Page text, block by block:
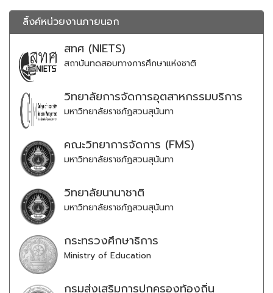
ลิ้งค์หน่วยงานภายนอก
สทศ (NIETS)
สถาบันทดสอบทางการศึกษาแห่งชาติ
วิทยาลัยการจัดการอุตสาหกรรมบริการ
มหาวิทยาลัยราชภัฏสวนสุนันทา
คณะวิทยาการจัดการ (FMS)
มหาวิทยาลัยราชภัฏสวนสุนันทา
วิทยาลัยนานาชาติ
มหาวิทยาลัยราชภัฏสวนสุนันทา
กระทรวงศึกษาธิการ
Ministry of Education
กรมส่งเสริมการปกครองท้องถิ่น